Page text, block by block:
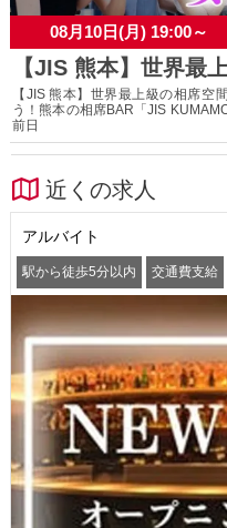
08月10日(月) 19:00～
【JIS 熊本】世界最
【JIS 熊本】世界最上級の相席空
う！熊本の相席BAR「JIS
前日
近くの求人
アルバイト
駅から徒歩5分以内 交通費支給